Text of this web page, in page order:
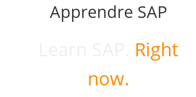
Apprendre SAP
Right
now.